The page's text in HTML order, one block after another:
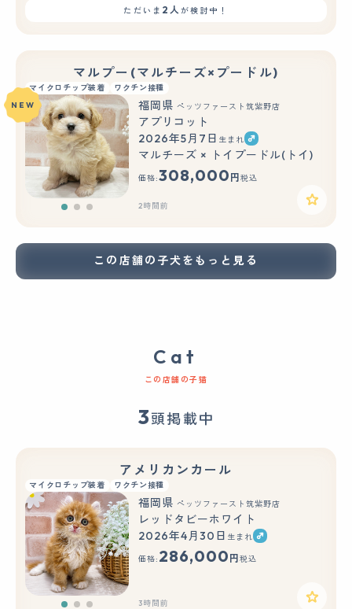
ただいま 2人が検討中！
マルプー(マルチーズ×プードル)
マイクロチップ装着 ワクチン接種
もっと見る
NEW 福岡県 ペッツファースト筑紫野店
アプリコット
2026年5月7日 生まれ
マルチーズ × トイプードル(トイ)
価格:308,000 円税込
2時間前
この店舗の子犬をもっと見る
Cat
この店舗の子猫
3頭掲載中
アメリカンカール
マイクロチップ装着 ワクチン接種
もっと見る
福岡県 ペッツファースト筑紫野店
レッドタビーホワイト
2026年4月30日 生まれ
価格: 286,000 円税込
3時間前